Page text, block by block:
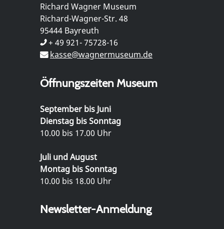
Richard Wagner Museum
Richard-Wagner-Str. 48
95444 Bayreuth
+ 49 921- 75728-16
kasse@wagnermuseum.de
Öffnungszeiten Museum
September bis Juni
Dienstag bis Sonntag
10.00 bis 17.00 Uhr
Juli und August
Montag bis Sonntag
10.00 bis 18.00 Uhr
Newsletter-Anmeldung